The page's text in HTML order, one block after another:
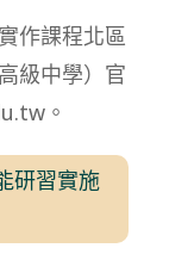
作課程北區
級中學）官
。
研習實施